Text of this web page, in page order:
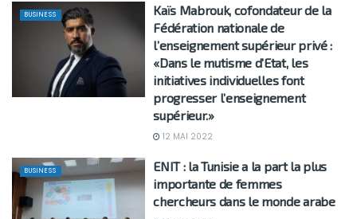
BUSINESS
Kaïs Mabrouk, cofondateur de la
Fédération nationale de
l’enseignement supérieur privé :
«Dans le mutisme d’Etat, les
initiatives individuelles font
progresser l’enseignement
supérieur.»
12 MAI 2022
BUSINESS
ENIT : la Tunisie a la part la plus
importante de femmes
chercheurs dans le monde arabe